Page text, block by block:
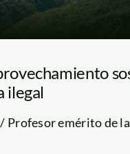
ilegal
Profesor emérito de